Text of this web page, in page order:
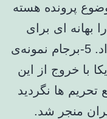
پرونده هسته
بهانه ای برای
اعمال تحریم های بیشتر قرار داد. 5-برجام نمونه‌ی
با خروج از این
تحریم ها نگردید
منجر شد.